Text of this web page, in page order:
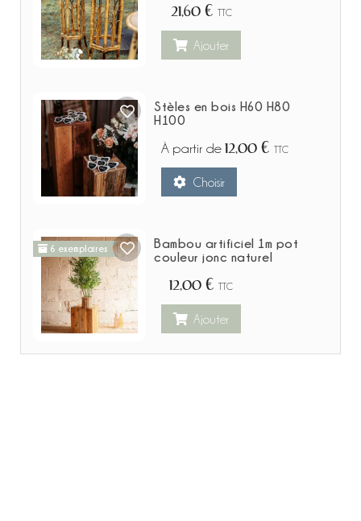
21,60 € TTC
Ajouter
Stèles en bois H60 H80
H100
À partir de 12,00 € TTC
Choisir
6 exemplaires
Bambou artificiel 1m pot
couleur jonc naturel
12,00 € TTC
Ajouter